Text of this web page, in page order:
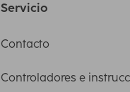
Servicio
Contacto
Controladores e